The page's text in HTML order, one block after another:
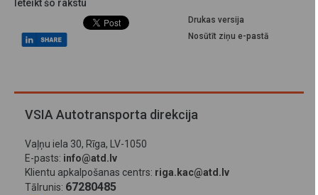
Ieteikt šo rakstu
Drukas versija
Nosūtīt ziņu e-pastā
VSIA Autotransporta direkcija
Vaļņu iela 30, Rīga, LV-1050
E-pasts: info@atd.lv
Klientu apkalpošanas centrs: riga.kac@atd.lv
Tālrunis: 67280485